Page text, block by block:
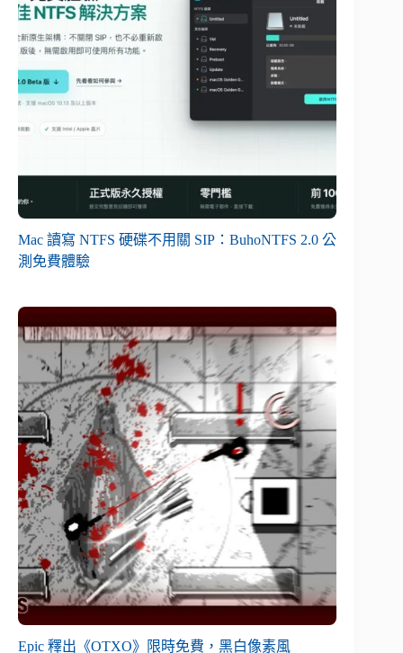
Mac 讀寫 NTFS 硬碟不用關 SIP：BuhoNTFS 2.0 公
測免費體驗
Epic 釋出《OTXO》限時免費，黑白像素風